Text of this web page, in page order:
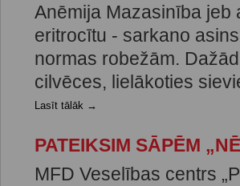
Anēmija Mazasinība jeb
eritrocītu - sarkano
normas robežām.
cilvēces, lielākoties
Lasīt tālāk →
PATEIKSIM SĀPĒM
MFD Veselības centrs